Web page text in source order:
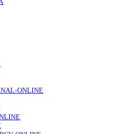
de que precisa?
“Da urgência ao tribunal, cada
profissional faz a diferença”
“Frequência Cardio – Sintoniza-
ONLINE